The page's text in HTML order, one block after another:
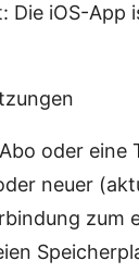
Die iOS-App
oder eine
neuer
zum